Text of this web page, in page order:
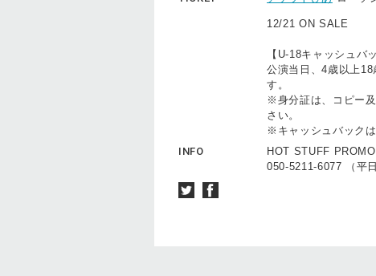
12/21 ON SALE
【U-18キャッシュバ
公演当日、4歳以上
す。
※身分証は、コピー
さい。
※キャッシュバック
INFO
HOT STUFF
050-5211-6077 （平